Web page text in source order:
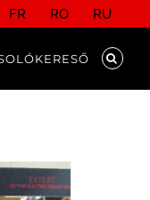
FR RO RU